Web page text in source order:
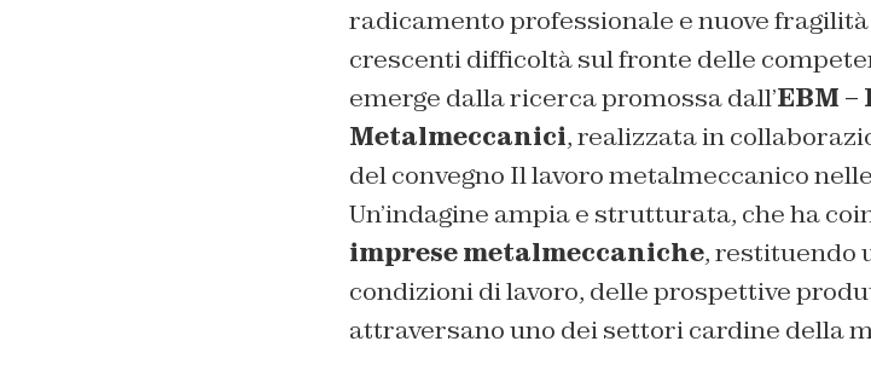
radicamento professionale e nuove
crescenti difficoltà sul fronte delle
emerge dalla ricerca promossa dall’EBM
Metalmeccanici, realizzata in
del convegno Il lavoro metalmeccanico
Un’indagine ampia e strutturata, che ha
imprese metalmeccaniche, restituendo
condizioni di lavoro, delle prospettive
attraversano uno dei settori cardine della